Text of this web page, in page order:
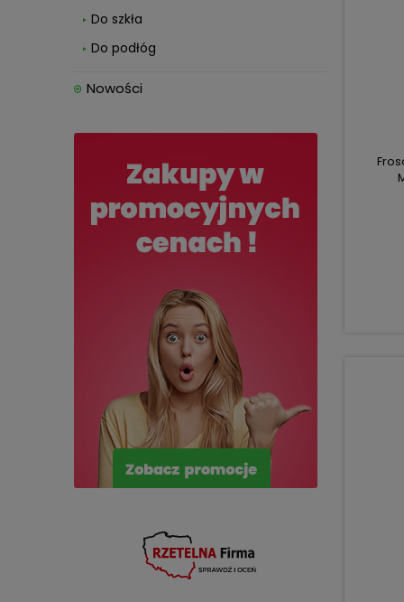
Do szkła
Do podłóg
Nowości